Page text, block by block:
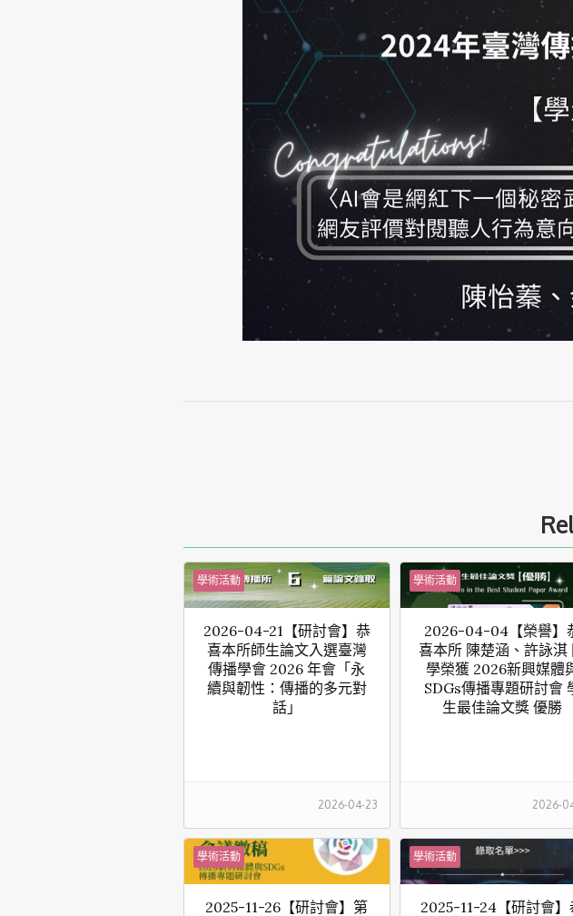
學術活動
2026-04-21【研討會】恭
喜本所師生論文入選臺灣
傳播學會 2026 年會「永
續與韌性：傳播的多元對
話」
2026-04-23
學術活動
2026-04-04【榮譽】
喜本所 陳楚涵、許詠淇
學榮獲 2026新興媒體
SDGs傳播專題研討會
生最佳論文獎 優勝
2026-
學術活動
2025-11-26【研討會】第
學術活動
2025-11-24【研討會】